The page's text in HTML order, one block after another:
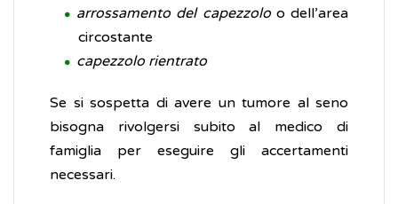
arrossamento del capezzoloo dell’area
circostante
capezzolo rientrato
Se si sospetta di avere un tumore al seno
bisogna rivolgersi subito al medico di
famiglia per eseguire gli accertamenti
necessari.